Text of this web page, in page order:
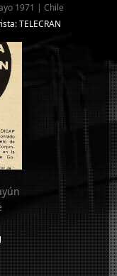
1971 | Chile
TELECRAN